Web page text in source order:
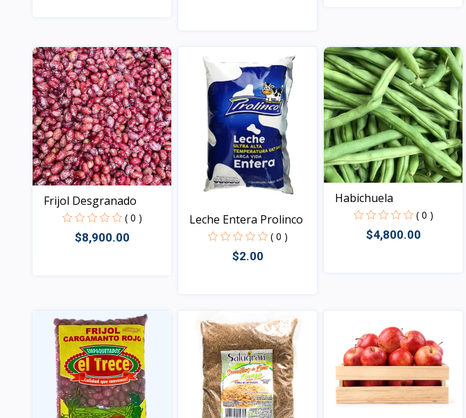
Frijol Desgranado
( 0 )
$8,900.00
Leche Entera Prolinco
( 0 )
$2.00
Habichuela
( 0 )
$4,800.00